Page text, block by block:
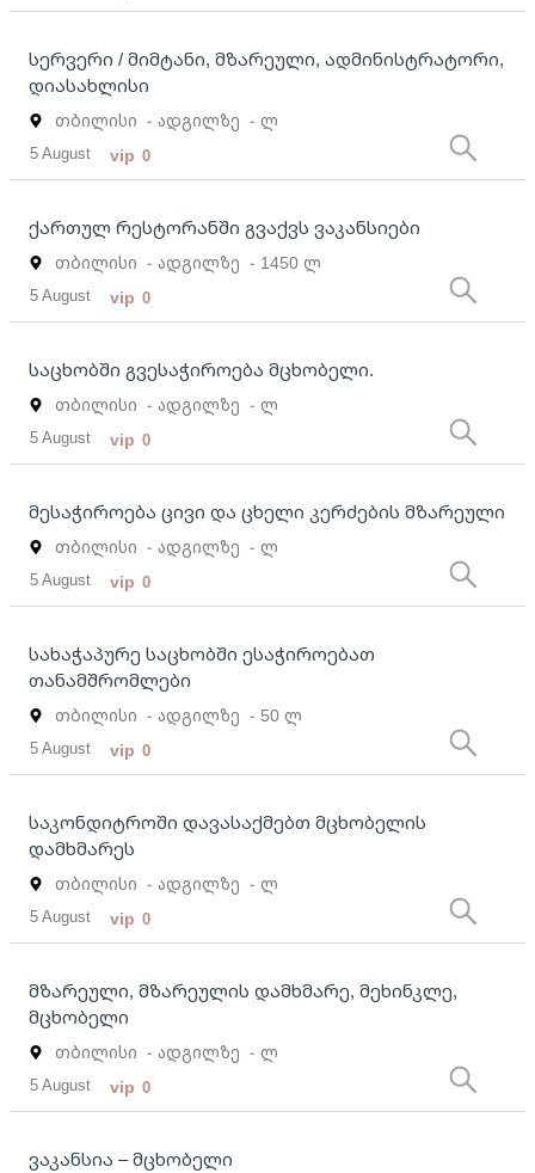
სერვერი / მიმტანი, მზარეული, ადმინისტრატორი,
დიასახლისი
თბილისი - ადგილზე - ლ
5 August vip 0
ქართულ რესტორანში გვაქვს ვაკანსიები
თბილისი - ადგილზე - 1450 ლ
5 August vip 0
საცხობში გვესაჭიროება მცხობელი.
თბილისი - ადგილზე - ლ
5 August vip 0
მესაჭიროება ცივი და ცხელი კერძების მზარეული
თბილისი - ადგილზე - ლ
5 August vip 0
სახაჭაპურე საცხობში ესაჭიროებათ
თანამშრომლები
თბილისი - ადგილზე - 50 ლ
5 August vip 0
საკონდიტროში დავასაქმებთ მცხობელის
დამხმარეს
თბილისი - ადგილზე - ლ
5 August vip 0
მზარეული, მზარეულის დამხმარე, მეხინკლე,
მცხობელი
თბილისი - ადგილზე - ლ
5 August vip 0
ვაკანსია – მცხობელი